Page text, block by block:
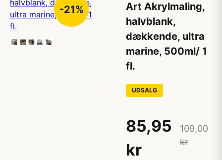
-21%
Art Akrylmaling,
halvblank,
dækkende, ultra
marine, 500ml/ 1
fl.
UDSALG
85,95
kr
109,00
kr